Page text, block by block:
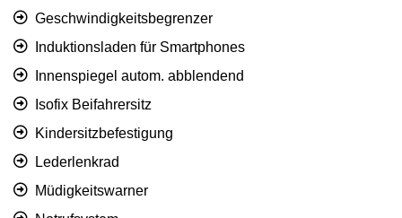
Geschwindigkeitsbegrenzer
Induktionsladen für Smartphones
Innenspiegel autom. abblendend
Isofix Beifahrersitz
Kindersitzbefestigung
Lederlenkrad
Müdigkeitswarner